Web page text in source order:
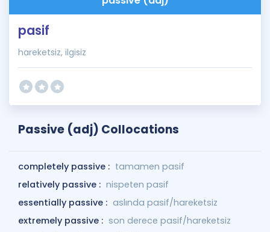
pasif
hareketsiz, ilgisiz
Passive (adj) Collocations
completely passive : tamamen pasif
relatively passive : nispeten pasif
essentially passive : aslında pasif/hareketsiz
extremely passive : son derece pasif/hareketsiz